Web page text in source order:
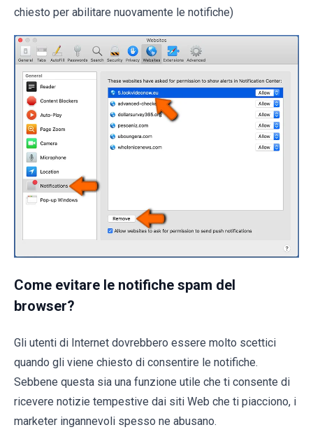
chiesto per abilitare nuovamente le notifiche)
Come evitare le notifiche spam del
browser?
Gli utenti di Internet dovrebbero essere molto scettici
quando gli viene chiesto di consentire le notifiche.
Sebbene questa sia una funzione utile che ti consente di
ricevere notizie tempestive dai siti Web che ti piacciono, i
marketer ingannevoli spesso ne abusano.